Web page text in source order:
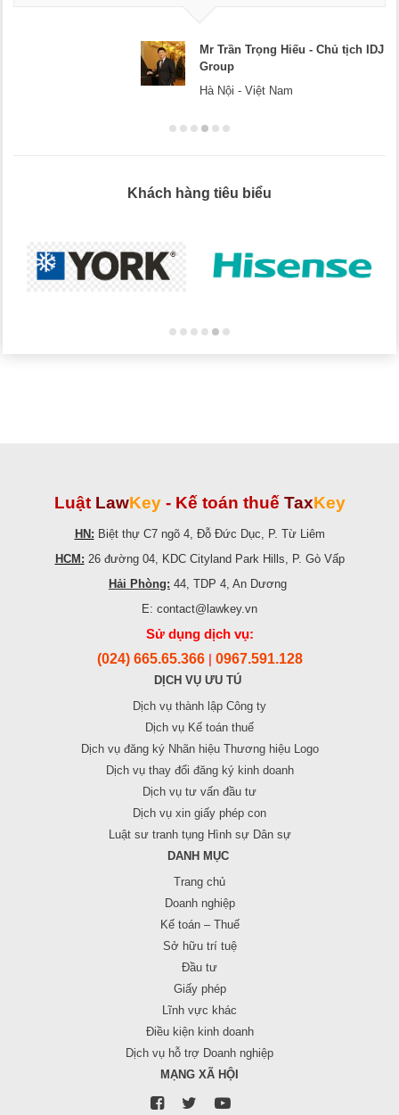
Mr Dương - CEO Dương Cafe
Hà Nội
Khách hàng tiêu biểu
Luật LawKey - Kế toán thuế TaxKey
HN: Biệt thự C7 ngõ 4, Đỗ Đức Dục, P. Từ Liêm
HCM: 26 đường 04, KDC Cityland Park Hills, P. Gò Vấp
Hải Phòng: 44, TDP 4, An Dương
E: contact@lawkey.vn
Sử dụng dịch vụ:
(024) 665.65.366 0967.591.128
DỊCH VỤ ƯU TÚ
Dịch vụ thành lập Công ty
Dịch vụ Kế toán thuế
Dịch vụ đăng ký Nhãn hiệu Thương hiệu Logo
Dịch vụ thay đổi đăng ký kinh doanh
Dịch vụ tư vấn đầu tư
Dịch vụ xin giấy phép con
Luật sư tranh tụng Hình sự Dân sự
DANH MỤC
Trang chủ
Doanh nghiệp
Kế toán – Thuế
Sở hữu trí tuệ
Đầu tư
Giấy phép
Lĩnh vực khác
Điều kiện kinh doanh
Dịch vụ hỗ trợ Doanh nghiệp
MẠNG XÃ HỘI